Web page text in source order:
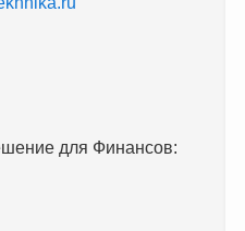
для Финансов: